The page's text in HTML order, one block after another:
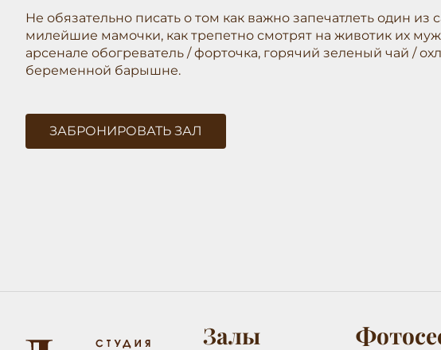
Не обязательно писать о том как важно запечатлеть один
милейшие мамочки, как трепетно смотрят на животик их
арсенале обогреватель / форточка, горячий зеленый чай /
беременной барышне.
ЗАБРОНИРОВАТЬ ЗАЛ
Залы